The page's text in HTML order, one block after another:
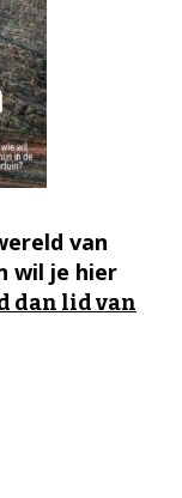
van
wil je hier
dan lid van